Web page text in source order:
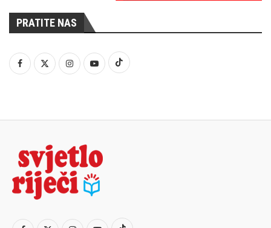
PRATITE NAS